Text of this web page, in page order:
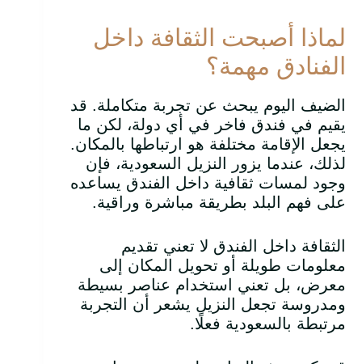
لماذا أصبحت الثقافة داخل
الفنادق مهمة؟
الضيف اليوم يبحث عن تجربة متكاملة. قد
يقيم في فندق فاخر في أي دولة، لكن ما
يجعل الإقامة مختلفة هو ارتباطها بالمكان.
لذلك، عندما يزور النزيل السعودية، فإن
وجود لمسات ثقافية داخل الفندق يساعده
على فهم البلد بطريقة مباشرة وراقية.
الثقافة داخل الفندق لا تعني تقديم
معلومات طويلة أو تحويل المكان إلى
معرض، بل تعني استخدام عناصر بسيطة
ومدروسة تجعل النزيل يشعر أن التجربة
مرتبطة بالسعودية فعلًا.